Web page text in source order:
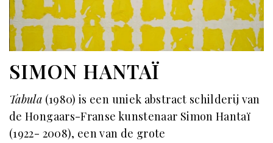
SIMON HANTAÏ
Tabula (1980) is een uniek abstract schilderij van
de Hongaars-Franse kunstenaar Simon Hantaï
(1922- 2008), een van de grote